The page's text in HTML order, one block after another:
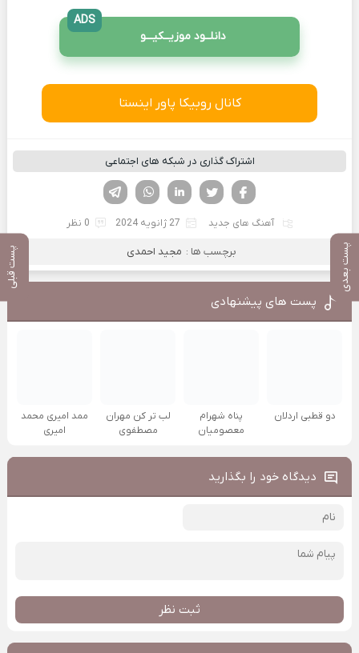
پست بعدی پست قبلی
دانلــود موزیــکیـــو
ADS
کانال روبیکا پاور اینستا
اشتراک گذاری در شبکه های اجتماعی
لینکدین تویتر
فیسوک
آهنگ های جدید 27 ژانویه 2024 0 نظر
برچسب ها : مجید احمدی
پست های پیشنهادی
دو قطبی اردلان
پناه شهرام
معصومیان
لب تر کن مهران
مصطفوی
ممد امیری محمد
امیری
دیدگاه خود را بگذارید
ثبت نظر